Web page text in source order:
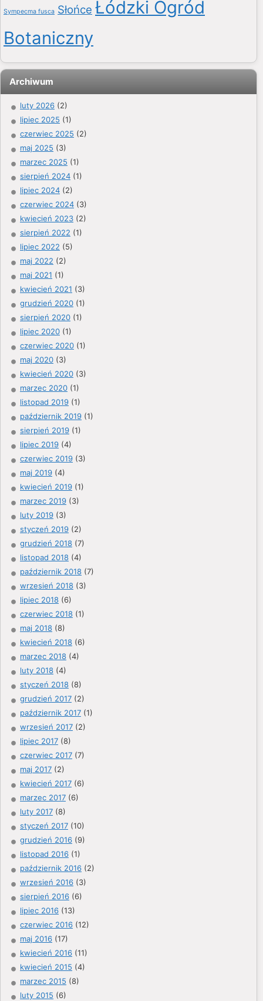
Sympecma fusca Słońce Łódzki Ogród
Botaniczny
Archiwum
luty 2026 (2)
lipiec 2025 (1)
czerwiec 2025 (2)
maj 2025 (3)
marzec 2025 (1)
sierpień 2024 (1)
lipiec 2024 (2)
czerwiec 2024 (3)
kwiecień 2023 (2)
sierpień 2022 (1)
lipiec 2022 (5)
maj 2022 (2)
maj 2021 (1)
kwiecień 2021 (3)
grudzień 2020 (1)
sierpień 2020 (1)
lipiec 2020 (1)
czerwiec 2020 (1)
maj 2020 (3)
kwiecień 2020 (3)
marzec 2020 (1)
listopad 2019 (1)
październik 2019 (1)
sierpień 2019 (1)
lipiec 2019 (4)
czerwiec 2019 (3)
maj 2019 (4)
kwiecień 2019 (1)
marzec 2019 (3)
luty 2019 (3)
styczeń 2019 (2)
grudzień 2018 (7)
listopad 2018 (4)
październik 2018 (7)
wrzesień 2018 (3)
lipiec 2018 (6)
czerwiec 2018 (1)
maj 2018 (8)
kwiecień 2018 (6)
marzec 2018 (4)
luty 2018 (4)
styczeń 2018 (8)
grudzień 2017 (2)
październik 2017 (1)
wrzesień 2017 (2)
lipiec 2017 (8)
czerwiec 2017 (7)
maj 2017 (2)
kwiecień 2017 (6)
marzec 2017 (6)
luty 2017 (8)
styczeń 2017 (10)
grudzień 2016 (9)
listopad 2016 (1)
październik 2016 (2)
wrzesień 2016 (3)
sierpień 2016 (6)
lipiec 2016 (13)
czerwiec 2016 (12)
maj 2016 (17)
kwiecień 2016 (11)
kwiecień 2015 (4)
marzec 2015 (8)
luty 2015 (6)